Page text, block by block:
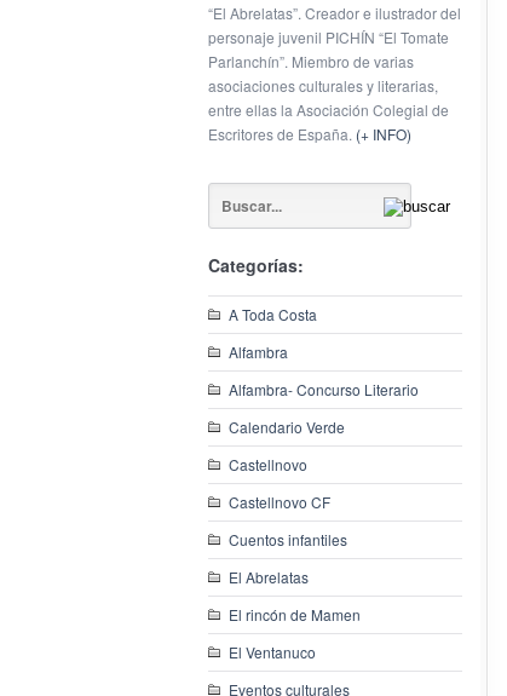
“El Abrelatas”. Creador e ilustrador del
personaje juvenil PICHÍN “El Tomate
Parlanchín”. Miembro de varias
asociaciones culturales y literarias,
entre ellas la Asociación Colegial de
Escritores de España. (+ INFO)
Categorías:
A Toda Costa
Alfambra
Alfambra- Concurso Literario
Calendario Verde
Castellnovo
Castellnovo CF
Cuentos infantiles
El Abrelatas
El rincón de Mamen
El Ventanuco
Eventos culturales